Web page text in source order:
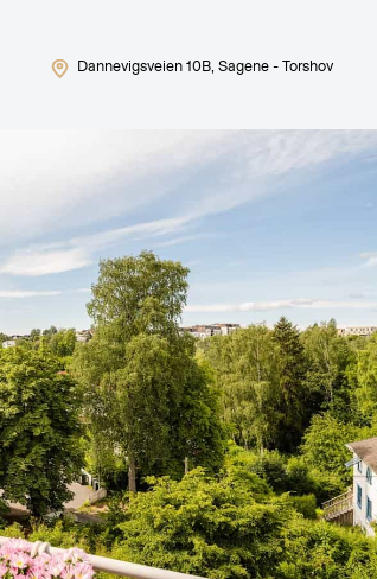
Dannevigsveien 10B, Sagene - Torshov